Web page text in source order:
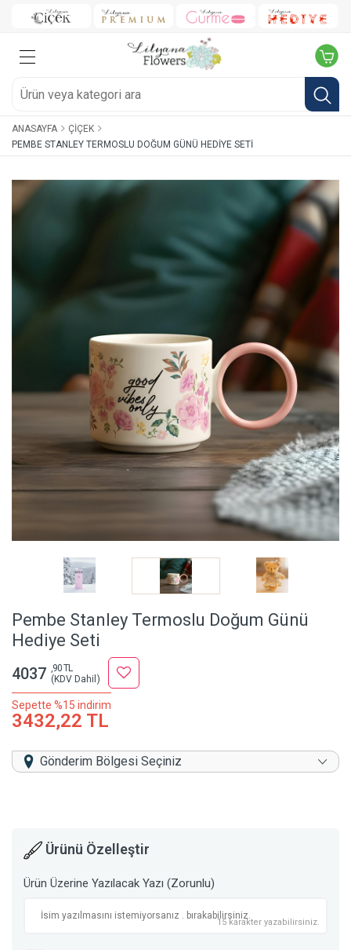
ANASAYFA
ÇIÇEK
PEMBE STANLEY TERMOSLU DOĞUM GÜNÜ HEDIYE SETI
Pembe Stanley Termoslu Doğum Günü
Hediye Seti
4037 ,90 TL
(KDV Dahil)
Sepette %15 indirim
3432,22 TL
Gönderim Bölgesi Seçiniz
Ürünü Özelleştir
Ürün Üzerine Yazılacak Yazı (Zorunlu)
15 karakter yazabilirsiniz.